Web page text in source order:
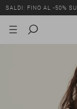
SALDI: FINO AL -50%